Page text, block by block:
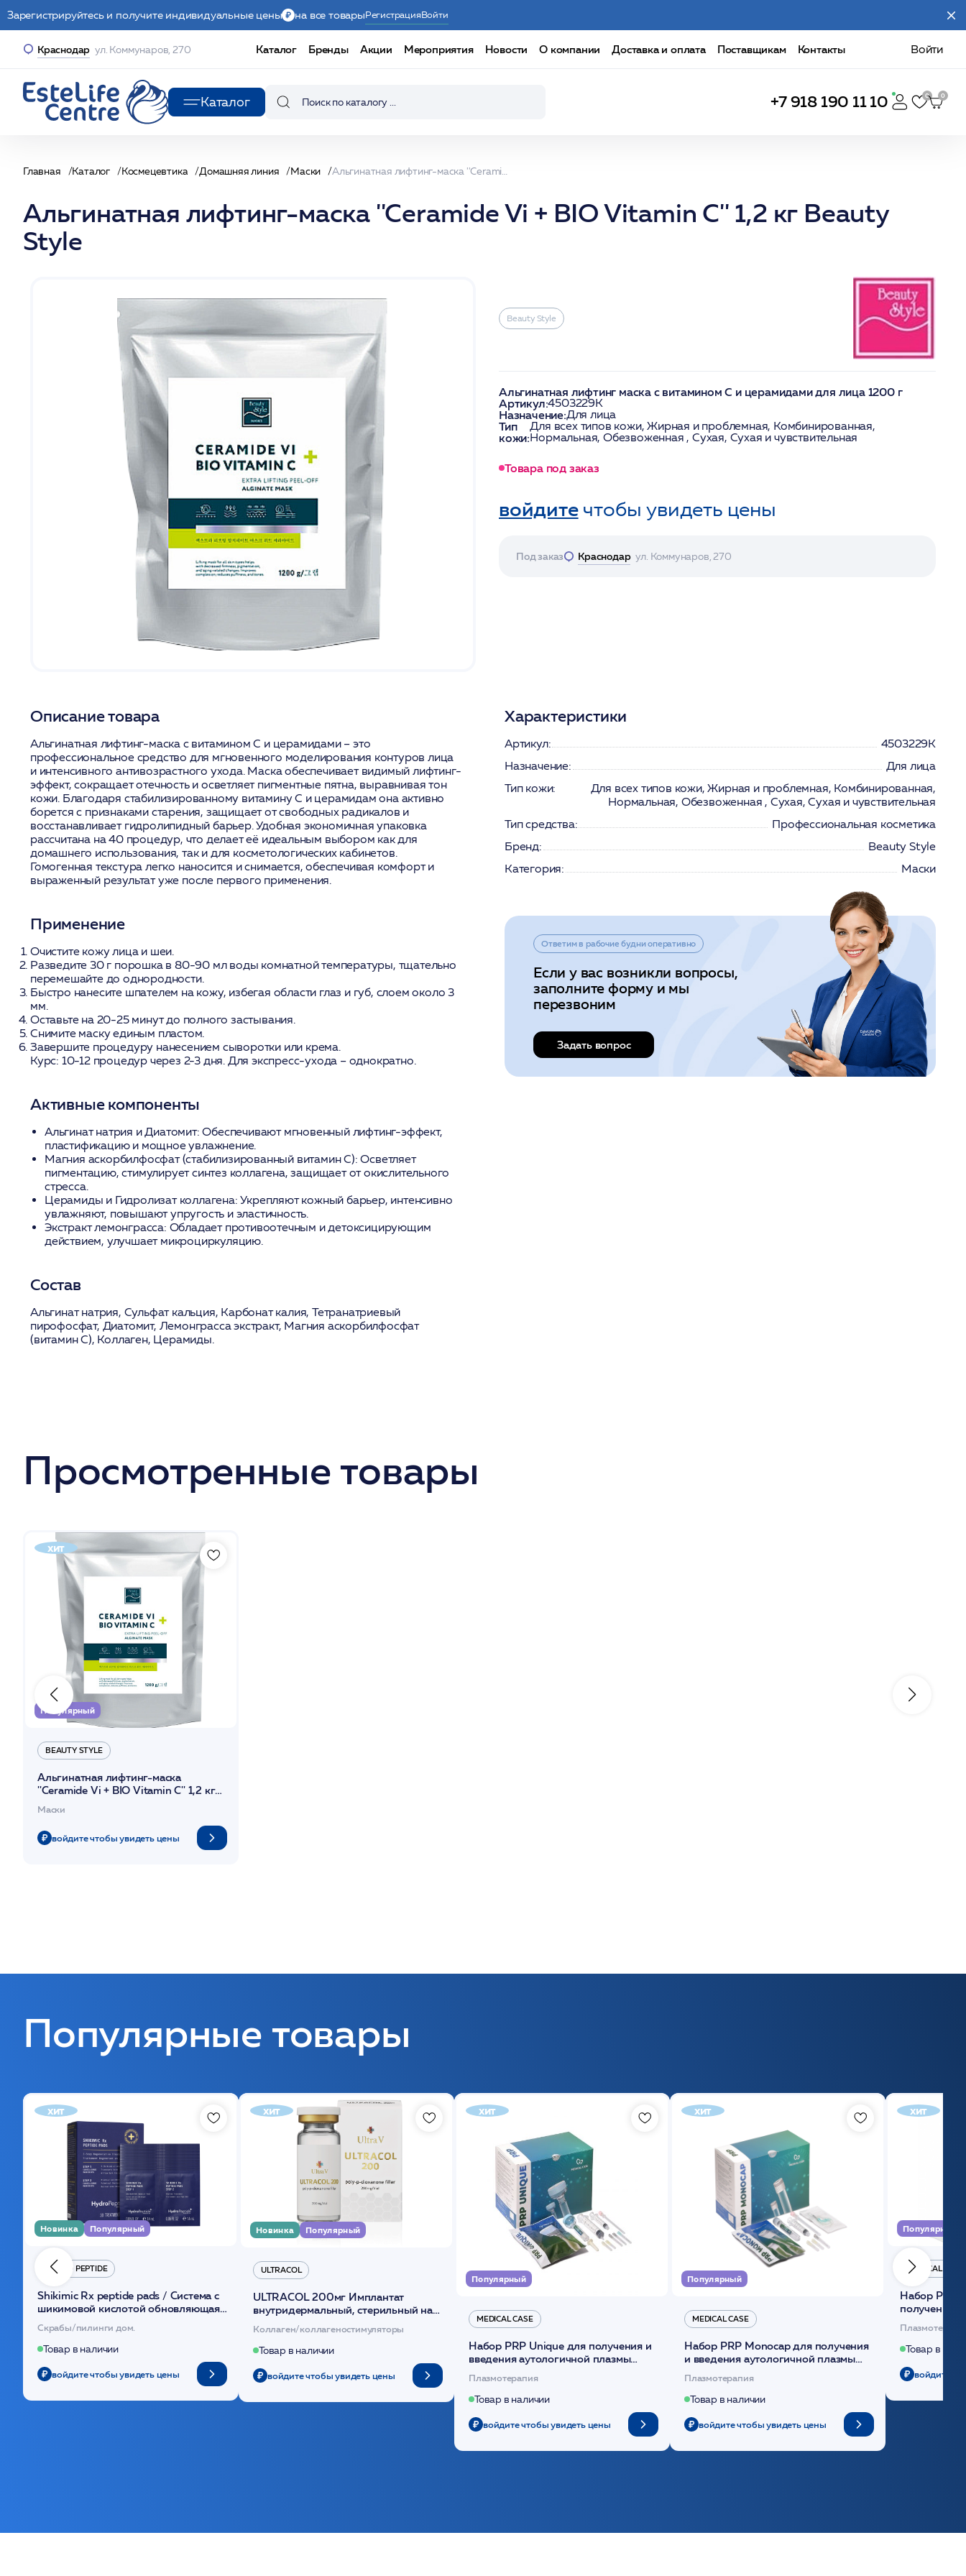
Зарегистрируйтесь и получите индивидуальные цены на все товарыРегистрацияВойти
Краснодар ул. Коммунаров, 270 Каталог Бренды Акции Мероприятия Новости О компании Доставка и оплата Поставщикам Контакты Войти
Каталог +7 918 190 11 10
Главная Каталог Космецевтика Домашняя линия Маски
Альгинатная лифтинг-маска ''Сeramide Vi + BIO Vitamin C'' 1,2 кг Beauty
Stylе
Beauty Stylе
Альгинатная лифтинг маска с витамином С и церамидами для лица 1200 г
Артикул:4503229K
Назначение:Для лица
Тип
кожи:
Для всех типов кожи, Жирная и проблемная, Комбинированная,
Нормальная, Обезвоженная , Сухая, Сухая и чувствительная
Товара под заказ
войдитечтобы увидеть цены
Под заказ Краснодар ул. Коммунаров, 270
Описание товара
Альгинатная лифтинг-маска с витамином С и церамидами – это
профессиональное средство для мгновенного моделирования контуров лица
и интенсивного антивозрастного ухода. Маска обеспечивает видимый лифтинг-
эффект, сокращает отечность и осветляет пигментные пятна, выравнивая тон
кожи. Благодаря стабилизированному витамину С и церамидам она активно
борется с признаками старения, защищает от свободных радикалов и
восстанавливает гидролипидный барьер. Удобная экономичная упаковка
рассчитана на 40 процедур, что делает её идеальным выбором как для
домашнего использования, так и для косметологических кабинетов.
Гомогенная текстура легко наносится и снимается, обеспечивая комфорт и
выраженный результат уже после первого применения.
Применение
Очистите кожу лица и шеи.
Разведите 30 г порошка в 80-90 мл воды комнатной температуры, тщательно
перемешайте до однородности.
Быстро нанесите шпателем на кожу, избегая области глаз и губ, слоем около 3
мм.
Оставьте на 20-25 минут до полного застывания.
Снимите маску единым пластом.
Завершите процедуру нанесением сыворотки или крема.
Курс: 10-12 процедур через 2-3 дня. Для экспресс-ухода – однократно.
Активные компоненты
Альгинат натрия и Диатомит: Обеспечивают мгновенный лифтинг-эффект,
пластификацию и мощное увлажнение.
Магния аскорбилфосфат (стабилизированный витамин С): Осветляет
пигментацию, стимулирует синтез коллагена, защищает от окислительного
стресса.
Церамиды и Гидролизат коллагена: Укрепляют кожный барьер, интенсивно
увлажняют, повышают упругость и эластичность.
Экстракт лемонграсса: Обладает противоотечным и детоксицирующим
действием, улучшает микроциркуляцию.
Состав
Альгинат натрия, Сульфат кальция, Карбонат калия, Тетранатриевый
пирофосфат, Диатомит, Лемонграсса экстракт, Магния аскорбилфосфат
(витамин С), Коллаген, Церамиды.
Характеристики
Артикул:
4503229K
Назначение:
Для лица
Тип кожи:
Для всех типов кожи, Жирная и проблемная, Комбинированная,
Нормальная, Обезвоженная , Сухая, Сухая и чувствительная
Тип средства:
Профессиональная косметика
Бренд:
Beauty Stylе
Категория:
Маски
Ответим в рабочие будни оперативно
Если у вас возникли вопросы,
заполните форму и мы
перезвоним
Задать вопрос
Просмотренные товары
хит
Популярный
BEAUTY STYLЕ
Альгинатная лифтинг-маска
''Сeramide Vi + BIO Vitamin C'' 1,2 кг
Beauty Stylе
Маски
войдите чтобы увидеть цены
Популярные товары
хит
Новинка Популярный
HYDRO PEPTIDE
Shikimic Rx peptide pads / Cистема с
шикимовой кислотой обновляющая
(30шт) /HP
Скрабы/пилинги дом.
Товар в наличии
войдите чтобы увидеть цены
хит
Новинка Популярный
ULTRACOL
ULTRACOL 200мг Имплантат
внутридермальный, стерильный на
основе полидиоксанона /ULTRACOL
Коллаген/коллагеностимуляторы
Товар в наличии
войдите чтобы увидеть цены
хит
Популярный
MEDICAL CASE
Набор PRP Unique для получения и
введения аутологичной плазмы
(саше 1шт)/Medical Case
Плазмотерапия
Товар в наличии
войдите чтобы увидеть цены
хит
Популярный
MEDICAL CASE
Набор PRP Monocap для получения
и введения аутологичной плазмы
(саше 1шт)/Medical Case
Плазмотерапия
Товар в наличии
войдите чтобы увидеть цены
хит
Популярный
MEDICAL CASE
Набор Plasmoactive Стандарт для
получения
плазмы
Товар в
войдите